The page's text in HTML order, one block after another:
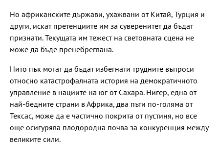
Но африканските държави, ухажвани от Китай, Турция и
други, искат претенциите им за суверенитет да бъдат
признати. Текущата им тежест на световната сцена не
може да бъде пренебрегвана.
Нито пък могат да бъдат избегнати трудните въпроси
относно катастрофалната история на демократичното
управление в нациите на юг от Сахара. Нигер, една от
най-бедните страни в Африка, два пъти по-голяма от
Тексас, може да е частично покрита от пустиня, но все
още осигурява плодородна почва за конкуренция между
великите сили.